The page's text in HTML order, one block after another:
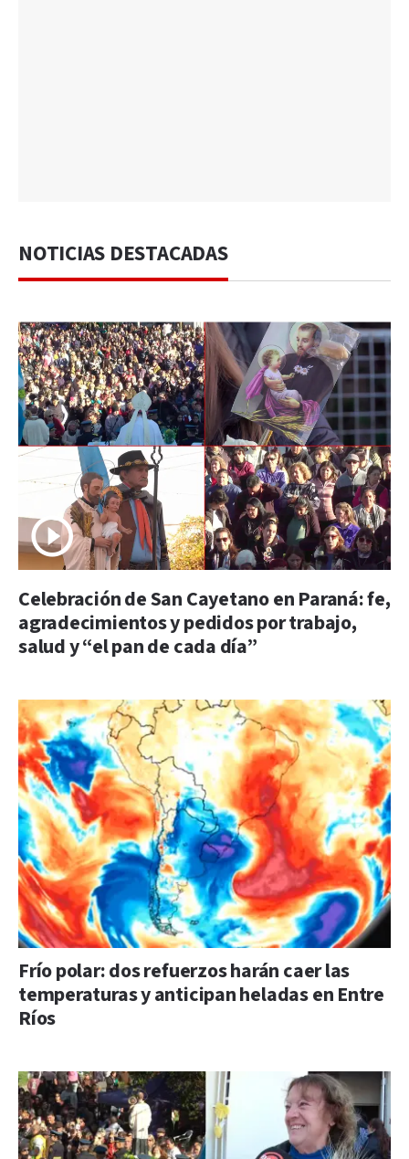
NOTICIAS DESTACADAS
Celebración de San Cayetano en Paraná: fe,
agradecimientos y pedidos por trabajo,
salud y “el pan de cada día”
Frío polar: dos refuerzos harán caer las
temperaturas y anticipan heladas en Entre
Ríos